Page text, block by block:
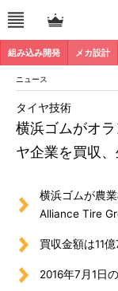
組み込み開発 メカ設計
ニュース
横浜ゴムがオ
ヤ企業を買収
タイヤ技術
横浜ゴムが農
Alliance Tire
買収金額は11
2016年7月1日